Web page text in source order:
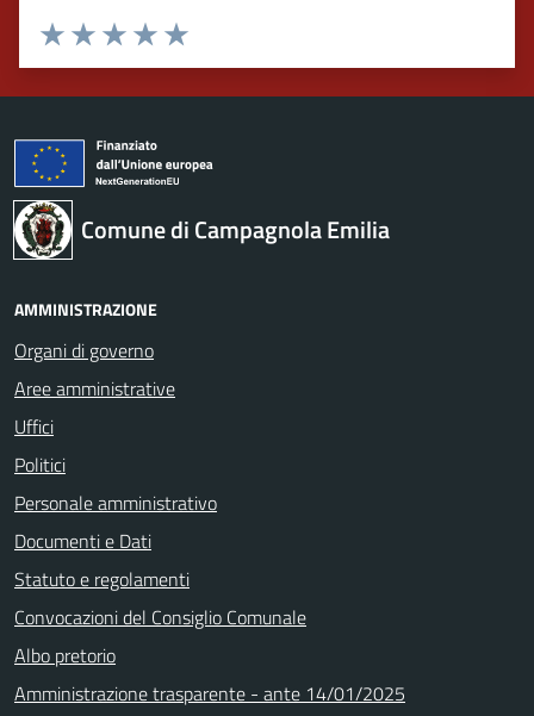
Valuta 5 stelle su 5
Valuta 4 stelle su 5
Valuta 3 stelle su 5
Valuta 2 stelle su 5
Valuta 1 stelle su 5
Comune di Campagnola Emilia
AMMINISTRAZIONE
Organi di governo
Aree amministrative
Uffici
Politici
Personale amministrativo
Documenti e Dati
Statuto e regolamenti
Convocazioni del Consiglio Comunale
Albo pretorio
Amministrazione trasparente - ante 14/01/2025